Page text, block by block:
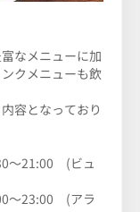
なメニューに加
クメニューも飲
容となっており
～21:00 (ビュ
(アラ